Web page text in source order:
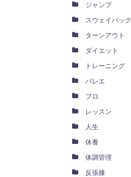
ジャンプ
スウェイバッ
ターンアウト
ダイエット
トレーニング
バレエ
プロ
レッスン
人生
休養
体調管理
反張膝